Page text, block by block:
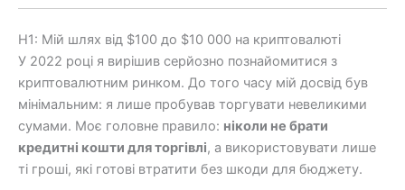
H1: Мій шлях від $100 до $10 000 на криптовалюті
У 2022 році я вирішив серйозно познайомитися з
криптовалютним ринком. До того часу мій досвід був
мінімальним: я лише пробував торгувати невеликими
сумами. Моє головне правило: ніколи не брати
кредитні кошти для торгівлі, а використовувати лише
ті гроші, які готові втратити без шкоди для бюджету.